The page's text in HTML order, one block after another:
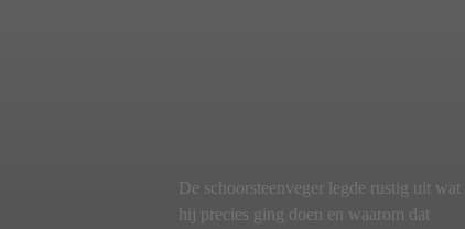
De schoorsteenveger legde rustig uit wat
hij precies ging doen en waarom dat